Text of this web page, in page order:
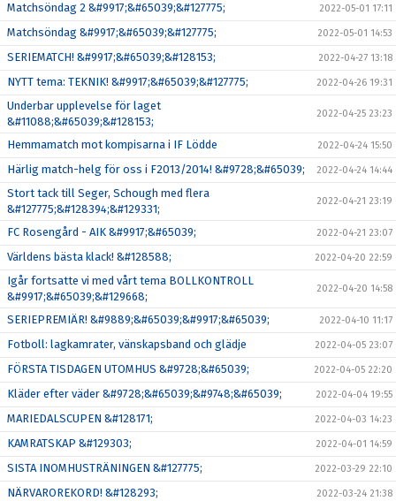
Matchsöndag 2 &#9917;&#65039;&#127775; 2022-05-01 17:11
Matchsöndag &#9917;&#65039;&#127775; 2022-05-01 14:53
SERIEMATCH! &#9917;&#65039;&#128153; 2022-04-27 13:18
NYTT tema: TEKNIK! &#9917;&#65039;&#127775; 2022-04-26 19:31
Underbar upplevelse för laget
&#11088;&#65039;&#128153;
2022-04-25 23:23
Hemmamatch mot kompisarna i IF Lödde 2022-04-24 15:50
Härlig match-helg för oss i F2013/2014! &#9728;&#65039; 2022-04-24 14:44
Stort tack till Seger, Schough med flera
&#127775;&#128394;&#129331;
2022-04-21 23:19
FC Rosengård - AIK &#9917;&#65039; 2022-04-21 23:07
Världens bästa klack! &#128588; 2022-04-20 22:59
Igår fortsatte vi med vårt tema BOLLKONTROLL
&#9917;&#65039;&#129668;
2022-04-20 14:58
SERIEPREMIÄR! &#9889;&#65039;&#9917;&#65039; 2022-04-10 11:17
Fotboll: lagkamrater, vänskapsband och glädje 2022-04-05 23:07
FÖRSTA TISDAGEN UTOMHUS &#9728;&#65039; 2022-04-05 22:20
Kläder efter väder &#9728;&#65039;&#9748;&#65039; 2022-04-04 19:55
MARIEDALSCUPEN &#128171; 2022-04-03 14:23
KAMRATSKAP &#129303; 2022-04-01 14:59
SISTA INOMHUSTRÄNINGEN &#127775; 2022-03-29 22:10
NÄRVAROREKORD! &#128293; 2022-03-24 21:38